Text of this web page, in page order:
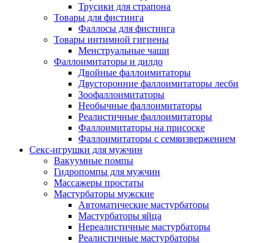
Трусики для страпона
Товары для фистинга
Фаллосы для фистинга
Товары интимной гигиены
Менструальные чаши
Фаллоимитаторы и дилдо
Двойные фаллоимитаторы
Двусторонние фаллоимитаторы лесби
Зоофаллоимитаторы
Необычные фаллоимитаторы
Реалистичные фаллоимитаторы
Фаллоимитаторы на присоске
Фаллоимитаторы с семяизвержением
Секс-игрушки для мужчин
Вакуумные помпы
Гидропомпы для мужчин
Массажеры простаты
Мастурбаторы мужские
Автоматические мастурбаторы
Мастурбаторы яйца
Нереалистичные мастурбаторы
Реалистичные мастурбаторы